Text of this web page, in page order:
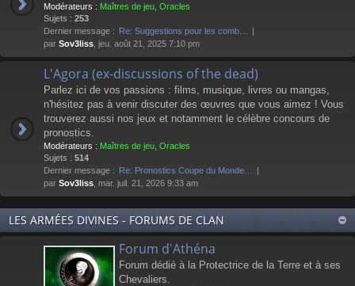
Modérateurs : Maîtres de jeu Oracles
Sujets : 253
Dernier message : Re: Suggestions pour les comb…
par Sov3liss , jeu. août 21, 2025 7:10 pm
L'Agora (ex-discussions of the dead)
Parlez ici de vos passions : films, musique, livres ou mangas,
n'hésitez pas à venir discuter des œuvres que vous aimez ! Vous
trouverez aussi nos jeux et notamment le célèbre concours de
pronostics.
Modérateurs : Maîtres de jeu Oracles
Sujets : 514
Dernier message : Re: Pronostics Coupe du Monde…
par Sov3liss , mar. juil. 21, 2026 9:33 am
LES ARMÉES DIVINES - FORUMS DE CLAN
Forum d'Athéna
Forum dédié à la Protectrice de la Terre et à ses
Chevaliers.